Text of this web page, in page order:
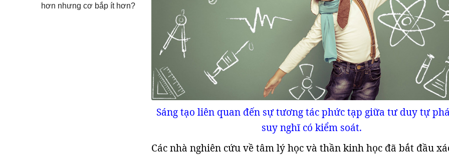
Sáng tạo liên quan đến sự tương tác phức tạp giữa tư duy tự
suy nghĩ có kiểm soát.
Các nhà nghiên cứu về tâm lý học và thần kinh học đã bắt đầu
hơn nhưng cơ bắp ít hơn?